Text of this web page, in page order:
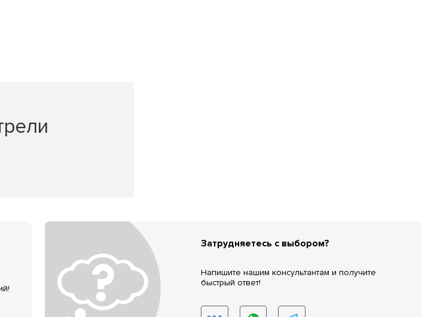
Затрудняетесь с выбором?
Напишите нашим консультантам и получите
быстрый ответ!